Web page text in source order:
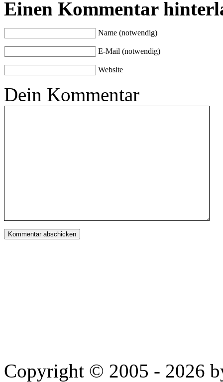
Einen Kommentar
Name (notwendig)
E-Mail (notwendig)
Website
Dein Kommentar
Copyright © 2005 - 2026